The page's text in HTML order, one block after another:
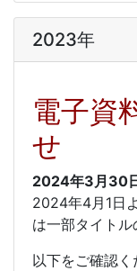
2023年
電子資
せ
2024年3月30
2024年4月1日
は一部タイトル
以下をご確認く